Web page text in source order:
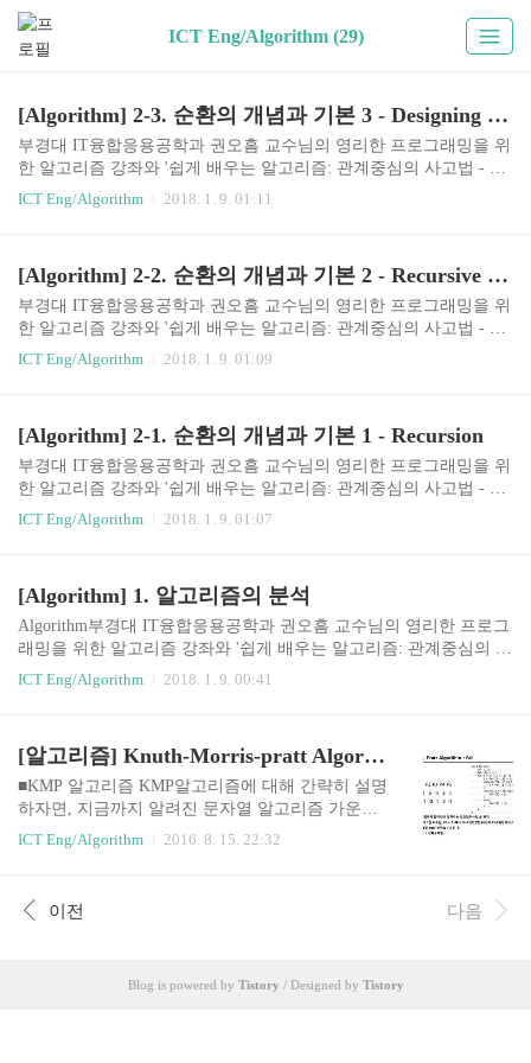
ICT Eng/Algorithm (29)
[Algorithm] 2-3. 순환의 개념과 기본 3 - Designing Recursion
부경대 IT융합응용공학과 권오흠 교수님의 영리한 프로그래밍을 위
한 알고리즘 강좌와 '쉽게 배우는 알고리즘: 관계중심의 사고법 - 문
병로'등을 통한 알고리즘 학습 강좌 링크2-3. 순환(Recursion)의 개념
과 기본 예제 3Designing Recursion - 순환 알고리즘의 설계순환적 알
한 경우 if ( ... ) { //basecase } else { //recursion }암시적(implicit) 매개
변수를 명시적(explicit) 매개변수로 바꾸어라!!순차탐색이 함수의 미
션은 data[0]에서 data[n-1] 사이에서 target을 ..
ICT Eng/Algorithm 2018. 1. 9. 01:11
[Algorithm] 2-2. 순환의 개념과 기본 2 - Recursive Thinking
부경대 IT융합응용공학과 권오흠 교수님의 영리한 프로그래밍을 위
한 알고리즘 강좌와 '쉽게 배우는 알고리즘: 관계중심의 사고법 - 문
병로'등을 통한 알고리즘 학습 강좌 링크2-2. 순환(Recursion)의 개념
과 기본 예제 2Recursive Thinking - 순환적으로 사고하기Recursion은
터 하나씩 카운트 한다.또는, 총 문자열의 길이는 첫번째 문자를 뺀,
전체 문자열의 길이 + 1(첫번째 문자)이다.(recursive thinking) if the st
ring is empty //base case return 0; else return 1 plus the l..
ICT Eng/Algorithm 2018. 1. 9. 01:09
[Algorithm] 2-1. 순환의 개념과 기본 1 - Recursion
부경대 IT융합응용공학과 권오흠 교수님의 영리한 프로그래밍을 위
한 알고리즘 강좌와 '쉽게 배우는 알고리즘: 관계중심의 사고법 - 문
병로'등을 통한 알고리즘 학습 강좌 링크2-1. 순환(Recursion)의 개념
과 기본 예제 1Recursion우리말로 순환 또는 재귀함수 라고 한다. 즉,
tring[] args) { func(); } private static void func() { System.out.println
("Hello..."); func(); } } Hello... Hello.....
ICT Eng/Algorithm 2018. 1. 9. 01:07
[Algorithm] 1. 알고리즘의 분석
Algorithm부경대 IT융합응용공학과 권오흠 교수님의 영리한 프로그
래밍을 위한 알고리즘 강좌와 '쉽게 배우는 알고리즘: 관계중심의 사
고법 - 문병로'등을 통한 알고리즘 학습 강좌 링크1. 알고리즘의 분
석알고리즘의 자원(resource) 사용량을 분석자원이란 실행시간, 메모
컴파일러 등실행시간을 측정하는 대신 연산의 실행 횟수를 카운트
연산의 실행 횟수는 입력 데이터의 크기에 관한 함수로 표현데이터
의 크기가 같더라고 실제 데이터에 따라서 달라짐최악의 경우 시간
복잡도(worst-case analysis)평균 시간복잡도(average-case analysis) 점
근적(Asympto..
ICT Eng/Algorithm 2018. 1. 9. 00:41
[알고리즘] Knuth-Morris-pratt Algorithm, KMP 알고리즘
■KMP 알고리즘 KMP알고리즘에 대해 간략히 설명
하자면, 지금까지 알려진 문자열 알고리즘 가운데
가장 최저의 시간복잡도를 가진 알고리즘이다. 일
단, KMP알고리즘의 시간복잡도는 O(N+K) 여기서
면 최소한 비교대상과 타겟의 문자열을 한번씩 읽
어봐야 할테니, 가장 최적의 시간복잡도이다.알고
하고, 본인 역시 아래의 링크를 참고해서 학습한 내
ICT Eng/Algorithm 2016. 8. 15. 22:32
이전 다음
Blog is powered by Tistory / Designed by Tistory